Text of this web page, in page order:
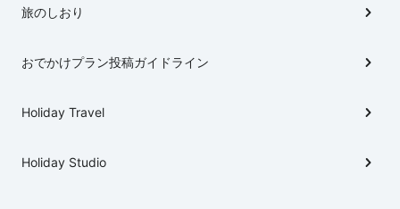
旅のしおり
おでかけプラン投稿ガイドライン
Holiday Travel
Holiday Studio